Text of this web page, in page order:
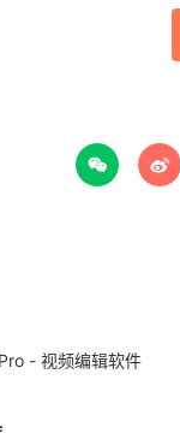
 
- 视频编辑软件